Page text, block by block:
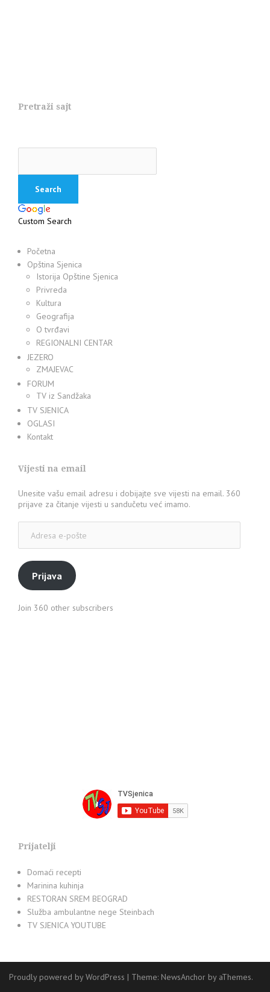
Pretraži sajt
Custom Search
Početna
Opština Sjenica
Istorija Opštine Sjenica
Privreda
Kultura
Geografija
O tvrđavi
REGIONALNI CENTAR
JEZERO
ZMAJEVAC
FORUM
TV iz Sandžaka
TV SJENICA
OGLASI
Kontakt
Vijesti na email
Unesite vašu email adresu i dobijajte sve vijesti na email. 360
prijave za čitanje vijesti u sandučetu već imamo.
pošte
Prijava
Join 360 other subscribers
Prijatelji
Domaći recepti
Marinina kuhinja
RESTORAN SREM BEOGRAD
Služba ambulantne nege Steinbach
TV SJENICA YOUTUBE
Proudly powered by WordPress | Theme: NewsAnchor by aThemes.